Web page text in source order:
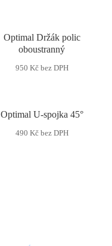
Optimal Držák polic
oboustranný
950 Kč bez DPH
Optimal U-spojka 45°
490 Kč bez DPH